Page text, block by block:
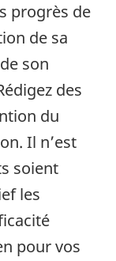
progrès de
de sa
son
des
du
Il n’est
soient
les
pour vos